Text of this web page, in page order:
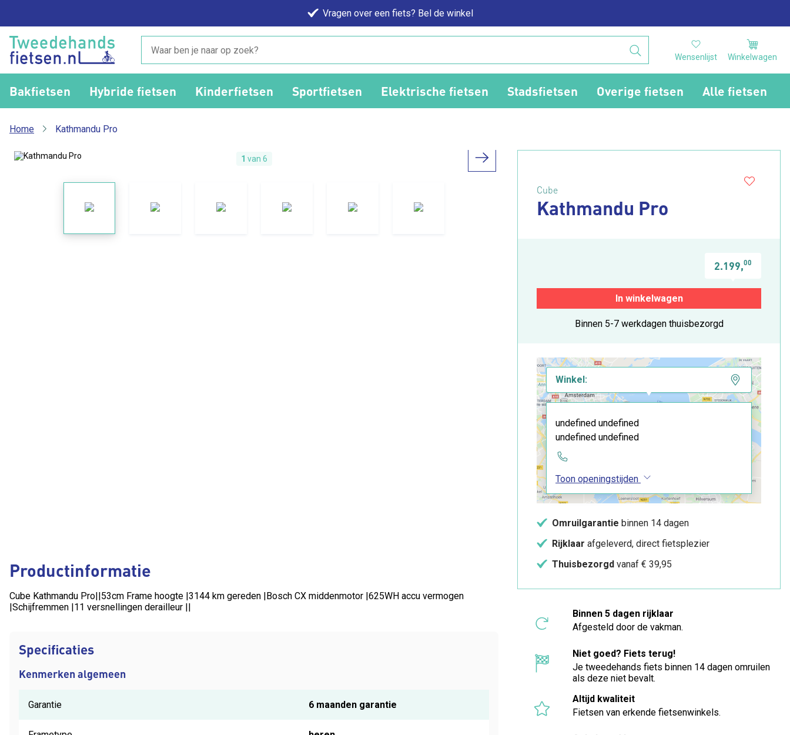
Vragen over een fiets? Bel de winkel
Wensenlijst Winkelwagen
Bakfietsen Hybride fietsen Kinderfietsen Sportfietsen Elektrische fietsen Stadsfietsen Overige fietsen Alle fietsen
Home Kathmandu Pro
1 van 6
Productinformatie
Cube Kathmandu Pro||53cm Frame hoogte |3144 km gereden |Bosch CX middenmotor |625WH accu vermogen
|Schijfremmen |11 versnellingen derailleur ||
Specificaties
Kenmerken algemeen
Garantie 6 maanden garantie
Cube
Kathmandu Pro
2.199,00
In winkelwagen
Binnen 5-7 werkdagen thuisbezorgd
Winkel:
undefined undefined
undefined undefined
Toon openingstijden
Omruilgarantie binnen 14 dagen
Rijklaar afgeleverd, direct fietsplezier
Thuisbezorgd vanaf € 39,95
Binnen 5 dagen rijklaar
Afgesteld door de vakman.
Niet goed? Fiets terug!
Je tweedehands fiets binnen 14 dagen omruilen
als deze niet bevalt.
Altijd kwaliteit
Fietsen van erkende fietsenwinkels.